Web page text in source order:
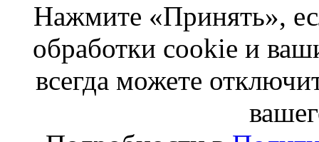
Нажмите «Принять»,
обработки cookie и
всегда можете